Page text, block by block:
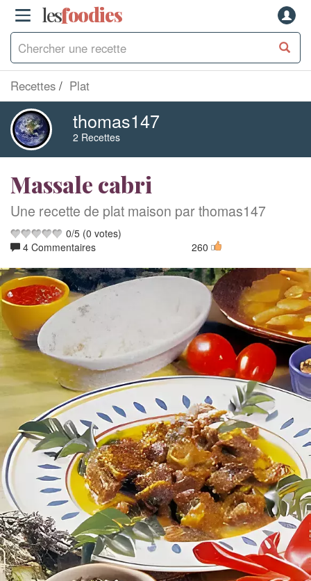
lesfoodies
Recettes Plat
thomas147
2 Recettes
Massale cabri
Une recette de plat maison par thomas147
0/5 (0 votes)
4 Commentaires
260